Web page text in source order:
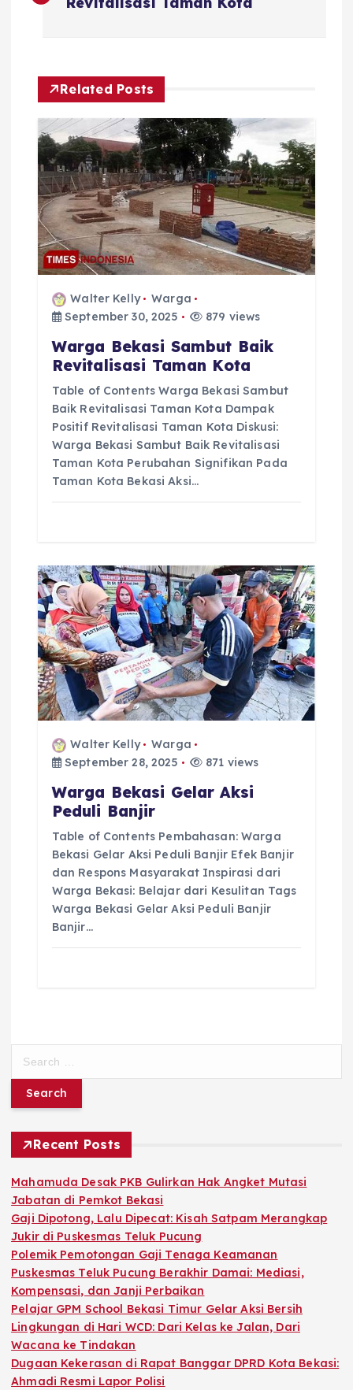
o
t
n
a
v
g
Related Posts
Walter Kelly
Warga
September 30, 2025
879 views
Warga Bekasi Sambut Baik
Revitalisasi Taman Kota
Table of Contents Warga Bekasi Sambut
Baik Revitalisasi Taman Kota Dampak
Positif Revitalisasi Taman Kota Diskusi:
Warga Bekasi Sambut Baik Revitalisasi
Taman Kota Perubahan Signifikan Pada
Taman Kota Bekasi Aksi…
Walter Kelly
Warga
September 28, 2025
871 views
Warga Bekasi Gelar Aksi
Peduli Banjir
Table of Contents Pembahasan: Warga
Bekasi Gelar Aksi Peduli Banjir Efek Banjir
dan Respons Masyarakat Inspirasi dari
Warga Bekasi: Belajar dari Kesulitan Tags
Warga Bekasi Gelar Aksi Peduli Banjir
Banjir…
r
f
o
r
:
Recent Posts
Mahamuda Desak PKB Gulirkan Hak Angket Mutasi
Jabatan di Pemkot Bekasi
Gaji Dipotong, Lalu Dipecat: Kisah Satpam Merangkap
Jukir di Puskesmas Teluk Pucung
Polemik Pemotongan Gaji Tenaga Keamanan
Puskesmas Teluk Pucung Berakhir Damai: Mediasi,
Kompensasi, dan Janji Perbaikan
Pelajar GPM School Bekasi Timur Gelar Aksi Bersih
Lingkungan di Hari WCD: Dari Kelas ke Jalan, Dari
Wacana ke Tindakan
Dugaan Kekerasan di Rapat Banggar DPRD Kota Bekasi:
Ahmadi Resmi Lapor Polisi